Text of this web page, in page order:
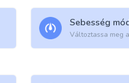
Sebesség
Változtassa meg